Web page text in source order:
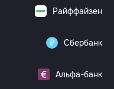
Райффайзен
Сбербанк
Альфа-банк